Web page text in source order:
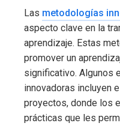
Las metodologías
aspecto clave en la
aprendizaje. Estas
promover un
significativo. Algunos
innovadoras incluyen
proyectos, donde los
prácticas que les